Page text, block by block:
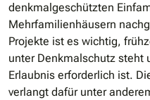
denkmalgeschützten
Mehrfamilienhäusern
Projekte ist es wichtig,
unter Denkmalschutz steht
Erlaubnis erforderlich ist.
verlangt dafür unter